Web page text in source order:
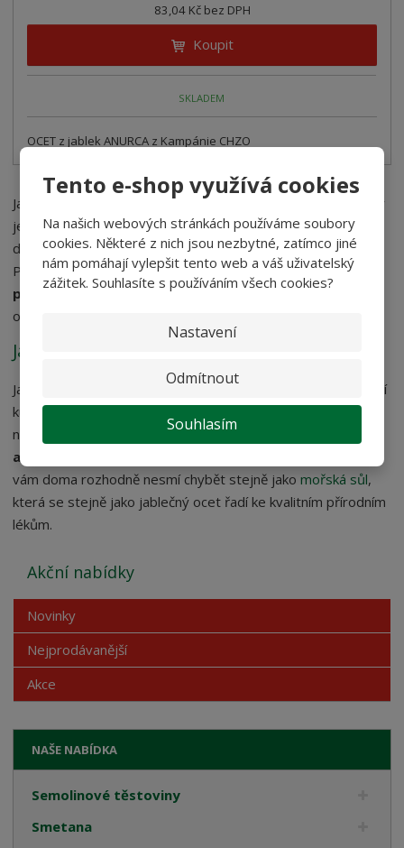
Tento e-shop využívá cookies
Na našich webových stránkách používáme soubory
cookies. Některé z nich jsou nezbytné, zatímco jiné
nám pomáhají vylepšit tento web a váš uživatelský
zážitek. Souhlasíte s používáním všech cookies?
Nastavení
Odmítnout
Souhlasím
83,04 Kč bez DPH
Koupit
SKLADEM
OCET z jablek ANURCA z Kampánie CHZO
Jablečný ocet rozhodně nepatří pouze a jen do kuchyně. Díky
jeho vlastnostem jej využijetei v koupelně. Jedná se
doslova o přírodní balzám vhodný pro pokožku celého těla.
Přírodní jablečný ocet při správném dávkovánívyrovnává
pH vaší pokožky. Využít jej můžete i po nadměrném
opalování, kdy zbaví kůži napětí.
Jablečný ocet jako dezinfekční prostředek
Jablečný ocet se skvěle hodí jakočisticí prostředek
do vaší
kuchyně. Dá se použít jako náhrada za mycí tablety v myčce
na nádobí či jako prostředek vhodný
a vytírání
vám doma rozhodně nesmí chybět stejně jakomořská sůl,
která se stejně jako jablečný ocet řadí ke kvalitním přírodním
lékům.
NAŠE NABÍDKA
Semolinové těstoviny
Smetana
Akční nabídky
Novinky
Nejprodávanější
Akce